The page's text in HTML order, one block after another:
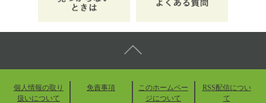
個人情報の取り
扱いについて
免責事項
このホームペー
ジについて
RSS配信につい
て